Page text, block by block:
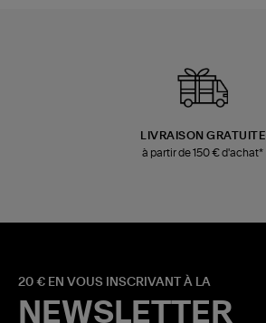
LIVRAISON GRATUITE
à partir de 150 € d'achat*
20 € EN VOUS INSCRIVANT À LA
NEWSLETTER